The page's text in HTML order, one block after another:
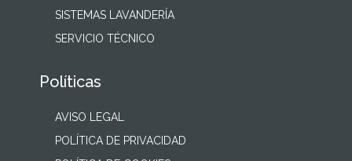
SISTEMAS LAVANDERÍA
SERVICIO TÉCNICO
Políticas
AVISO LEGAL
POLÍTICA DE PRIVACIDAD